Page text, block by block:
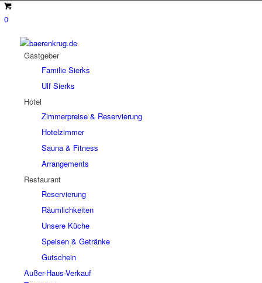
0
Gastgeber
Familie Sierks
Ulf Sierks
Hotel
Zimmerpreise & Reservierung
Hotelzimmer
Sauna & Fitness
Arrangements
Restaurant
Reservierung
Räumlichkeiten
Unsere Küche
Speisen & Getränke
Gutschein
Außer-Haus-Verkauf